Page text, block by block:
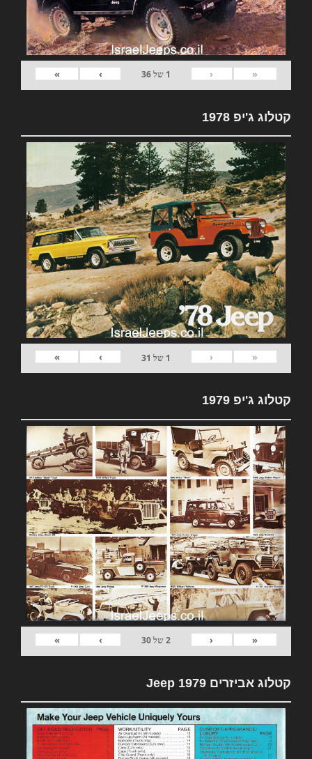
«
‹
1 של36
›
»
קטלוג ג'יפ 1978
«
‹
1 של 31
›
»
קטלוג ג'יפ 1979
«
‹
2של30
›
»
קטלוג אביזרים 1979 Jeep